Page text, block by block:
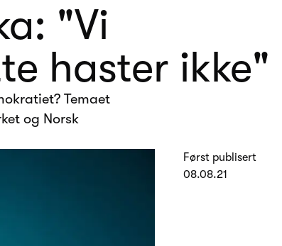
"Vi
haster ikke"
Temaet
og Norsk
Først publisert
08.08.21